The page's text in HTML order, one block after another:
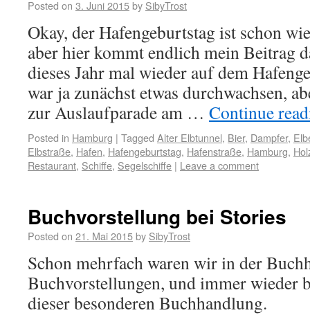
Posted on 3. Juni 2015by SibyTrost
Okay, der Hafengeburtstag ist schon
aber hier kommt endlich mein Beitrag
dieses Jahr mal wieder auf dem
war ja zunächst etwas durchwachsen,
zur Auslaufparade am … Continue
Posted in Hamburg | Tagged Alter Elbtunnel, Bier, Dampfer,
Elbstraße, Hafen, Hafengeburtstag, Hafenstraße, Hamburg,
Restaurant, Schiffe, Segelschiffe | Leave a comment
Buchvorstellung bei Stories
Posted on 21. Mai 2015by SibyTrost
Schon mehrfach waren wir in der
Buchvorstellungen, und immer wieder
dieser besonderen Buchhandlung.